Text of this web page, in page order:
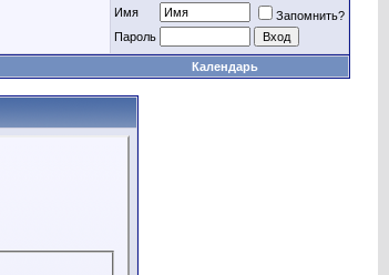
Имя
Запомнить?
Пароль
Календарь